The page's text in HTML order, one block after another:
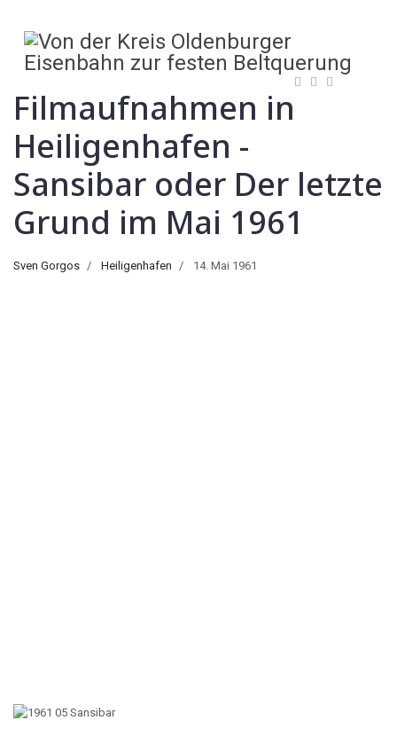
Filmaufnahmen in
Heiligenhafen -
Sansibar oder Der letzte
Grund im Mai 1961
Sven Gorgos Heiligenhafen 14. Mai 1961